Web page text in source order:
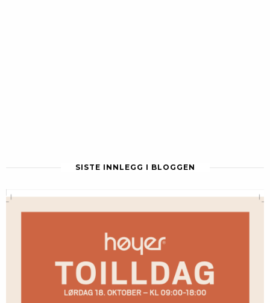
SISTE INNLEGG I BLOGGEN